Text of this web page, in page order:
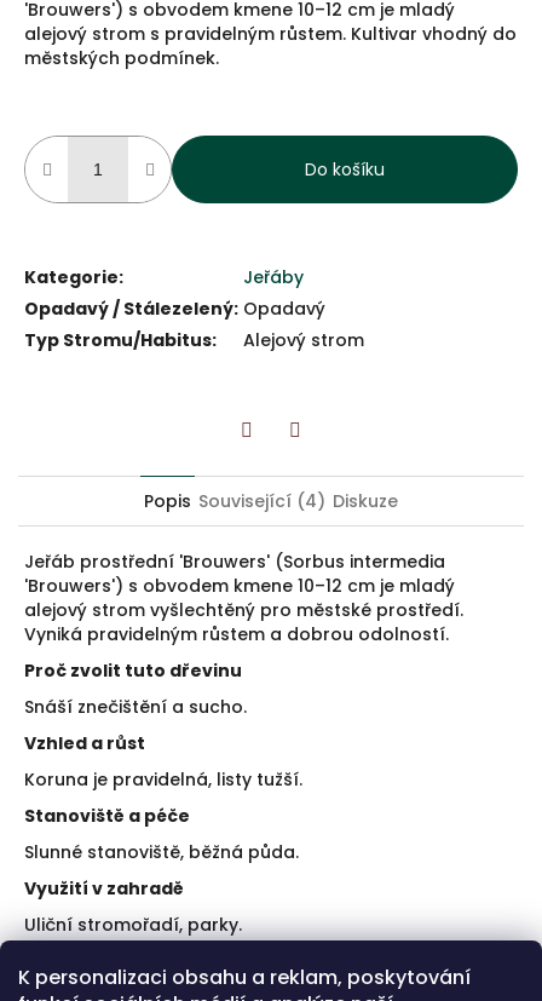
K personalizaci obsahu a reklam, poskytování
Do košíku
'Brouwers') s obvodem kmene 10–12 cm je mladý
alejový strom s pravidelným růstem. Kultivar vhodný do
městských podmínek.
Kategorie:
Jeřáby
Opadavý / Stálezelený: Opadavý
Typ Stromu/Habitus: Alejový strom
Popis Související (4) Diskuze
Jeřáb prostřední 'Brouwers' (Sorbus intermedia
'Brouwers') s obvodem kmene 10–12 cm je mladý
alejový strom vyšlechtěný pro městské prostředí.
Vyniká pravidelným růstem a dobrou odolností.
Proč zvolit tuto dřevinu
Snáší znečištění a sucho.
Vzhled a růst
Koruna je pravidelná, listy tužší.
Stanoviště a péče
Slunné stanoviště, běžná půda.
Využití v zahradě
Uliční stromořadí, parky.